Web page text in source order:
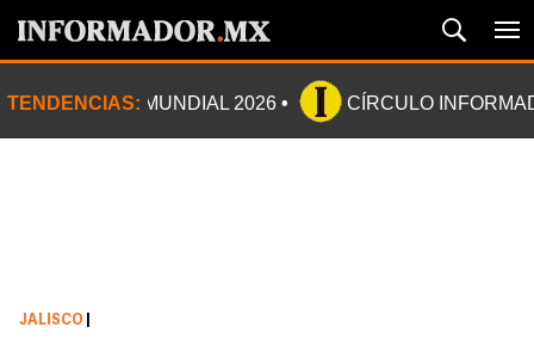
TENDENCIAS: MUNDIAL 2026 CÍRCULO
JALISCO